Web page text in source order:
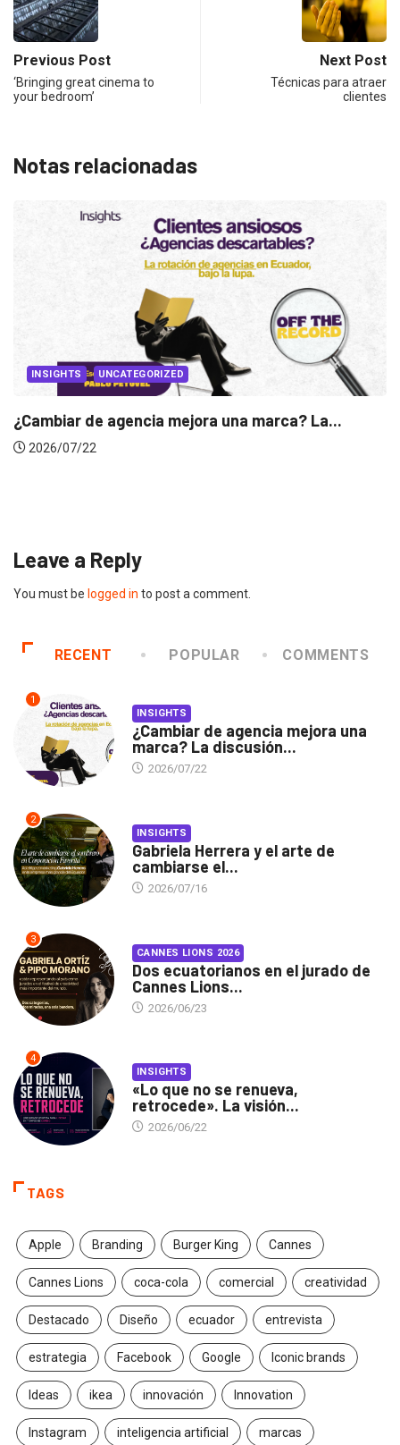
Previous Post
‘Bringing great cinema to
your bedroom’
Next Post
Técnicas para atraer
clientes
Notas relacionadas
INSIGHTS
Leave a Reply
You must be logged in to post a comment.
RECENT POPULAR COMMENTS
1
INSIGHTS
¿Cambiar de agencia mejora una
marca? La discusión...
2026/07/22
2
INSIGHTS
Gabriela Herrera y el arte de
cambiarse el...
2026/07/16
3
CANNES LIONS 2026
Dos ecuatorianos en el jurado de
Cannes Lions...
2026/06/23
4
INSIGHTS
«Lo que no se renueva,
retrocede». La visión...
2026/06/22
TAGS
Apple Branding Burger King Cannes
Cannes Lions coca-cola comercial creatividad
Destacado Diseño ecuador entrevista
estrategia Facebook Google Iconic brands
Ideas ikea innovación Innovation
Instagram inteligencia artificial marcas